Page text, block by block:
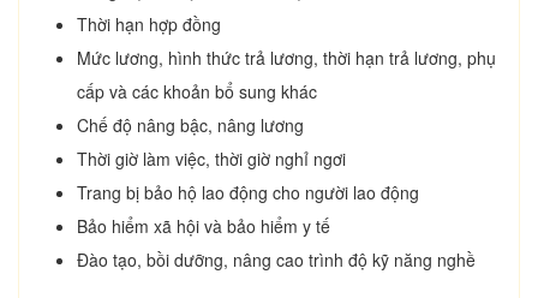
Thời hạn hợp đồng
Mức lương, hình thức trả lương, thời hạn trả lương, phụ
cấp và các khoản bổ sung khác
Chế độ nâng bậc, nâng lương
Thời giờ làm việc, thời giờ nghỉ ngơi
Trang bị bảo hộ lao động cho người lao động
Bảo hiểm xã hội và bảo hiểm y tế
Đào tạo, bồi dưỡng, nâng cao trình độ kỹ năng nghề